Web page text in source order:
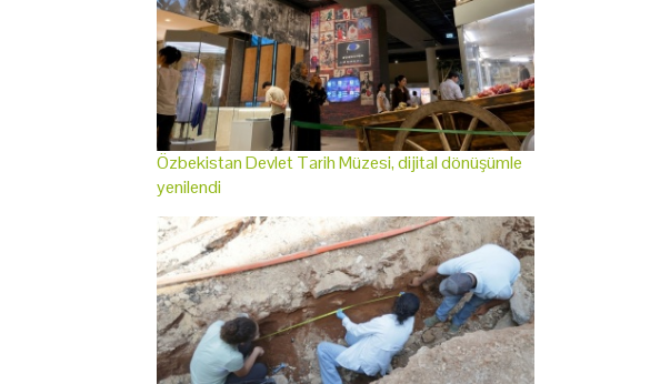
Özbekistan Devlet Tarih Müzesi, dijital dönüşümle
yenilendi